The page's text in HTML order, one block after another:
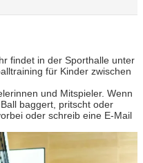
findet in der Sporthalle unter
für Kinder zwischen
und Mitspieler. Wenn
baggert, pritscht oder
oder schreib eine E-Mail